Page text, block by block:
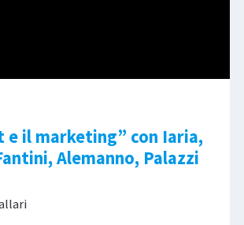
e il marketing” con Iaria,
Alemanno, Palazzi